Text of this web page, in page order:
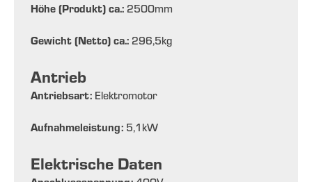
Höhe (Produkt) ca.: 2500mm
Gewicht (Netto) ca.: 296,5kg
Antrieb
Antriebsart: Elektromotor
Aufnahmeleistung: 5,1 kW
Elektrische Daten